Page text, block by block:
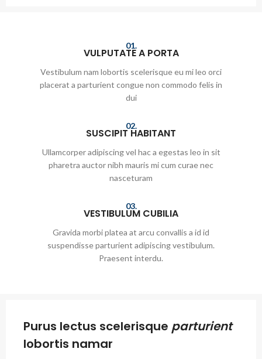
01.
VULPUTATE A PORTA
Vestibulum nam lobortis scelerisque eu mi leo orci
placerat a parturient congue non commodo felis in
dui
02.
SUSCIPIT HABITANT
Ullamcorper adipiscing vel hac a egestas leo in sit
pharetra auctor nibh mauris mi cum curae nec
nasceturam
03.
VESTIBULUM CUBILIA
Gravida morbi platea at arcu convallis a id id
suspendisse parturient adipiscing vestibulum.
Praesent interdu.
Purus lectus scelerisque parturient
lobortis namar